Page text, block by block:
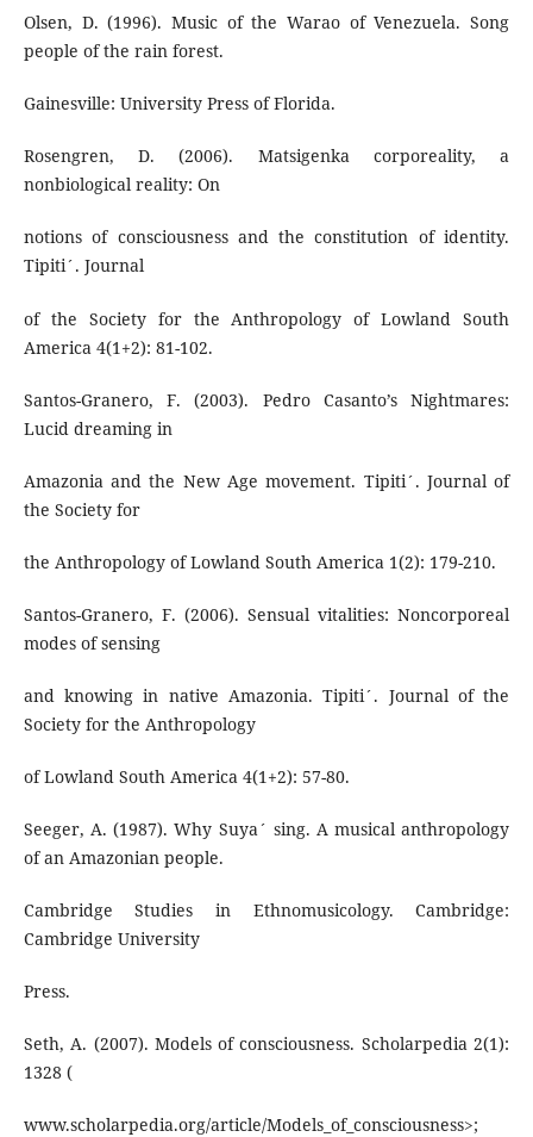
Olsen, D. (1996). Music of the Warao of Venezuela. Song
people of the rain forest.
Gainesville: University Press of Florida.
Rosengren, D. (2006). Matsigenka corporeality, a
nonbiological reality: On
notions of consciousness and the constitution of identity.
Tipiti´. Journal
of the Society for the Anthropology of Lowland South
America 4(1+2): 81-102.
Santos-Granero, F. (2003). Pedro Casanto’s Nightmares:
Lucid dreaming in
Amazonia and the New Age movement. Tipiti´. Journal of
the Society for
the Anthropology of Lowland South America 1(2): 179-210.
Santos-Granero, F. (2006). Sensual vitalities: Noncorporeal
modes of sensing
and knowing in native Amazonia. Tipiti´. Journal of the
Society for the Anthropology
of Lowland South America 4(1+2): 57-80.
Seeger, A. (1987). Why Suya´ sing. A musical anthropology
of an Amazonian people.
Cambridge Studies in Ethnomusicology. Cambridge:
Cambridge University
Press.
Seth, A. (2007). Models of consciousness. Scholarpedia 2(1):
1328 (
www.scholarpedia.org/article/Models_of_consciousness>;